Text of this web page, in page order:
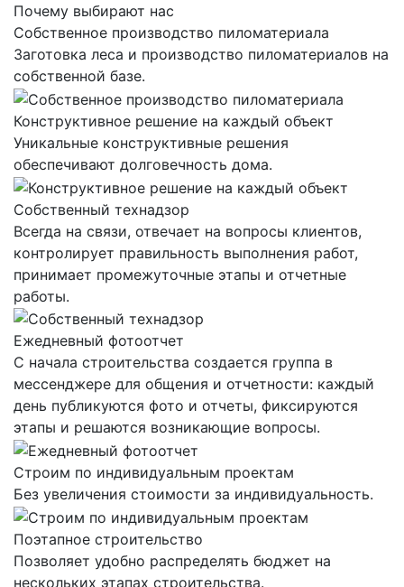
Почему выбирают нас
Собственное производство пиломатериала
Заготовка леса и производство пиломатериалов на
собственной базе.
Конструктивное решение на каждый объект
Уникальные конструктивные решения
обеспечивают долговечность дома.
Собственный технадзор
Всегда на связи, отвечает на вопросы клиентов,
контролирует правильность выполнения работ,
принимает промежуточные этапы и отчетные
работы.
Ежедневный фотоотчет
С начала строительства создается группа в
мессенджере для общения и отчетности: каждый
день публикуются фото и отчеты, фиксируются
этапы и решаются возникающие вопросы.
Строим по индивидуальным проектам
Без увеличения стоимости за индивидуальность.
Поэтапное строительство
Позволяет удобно распределять бюджет на
нескольких этапах строительства.